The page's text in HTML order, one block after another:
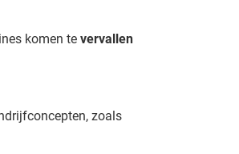
komen te vervallen
zoals